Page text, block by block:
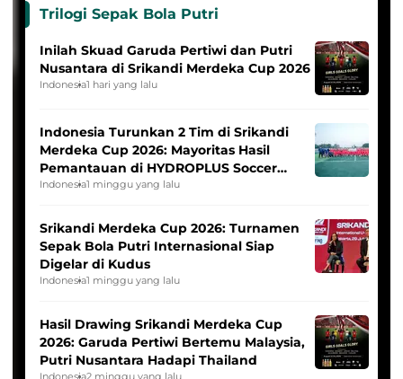
Trilogi Sepak Bola Putri
Inilah Skuad Garuda Pertiwi dan Putri
Nusantara di Srikandi Merdeka Cup 2026
Indonesia1 hari yang lalu
Indonesia Turunkan 2 Tim di Srikandi
Merdeka Cup 2026: Mayoritas Hasil
Pemantauan di HYDROPLUS Soccer
League
Indonesia1 minggu yang lalu
Srikandi Merdeka Cup 2026: Turnamen
Sepak Bola Putri Internasional Siap
Digelar di Kudus
Indonesia1 minggu yang lalu
Hasil Drawing Srikandi Merdeka Cup
2026: Garuda Pertiwi Bertemu Malaysia,
Putri Nusantara Hadapi Thailand